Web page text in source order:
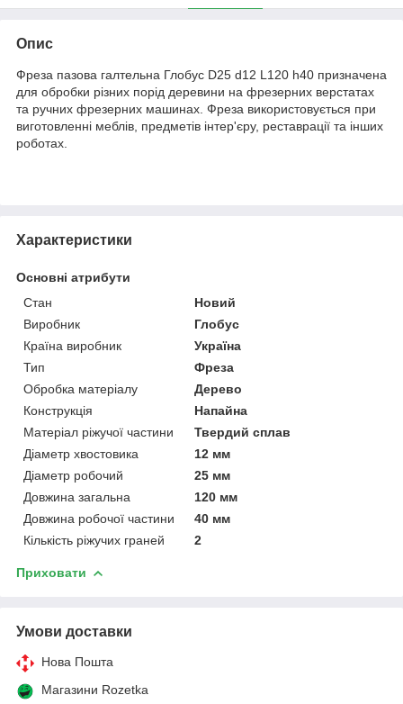
Опис
Фреза пазова галтельна Глобус D25 d12 L120 h40 призначена
для обробки різних порід деревини на фрезерних верстатах
та ручних фрезерних машинах. Фреза використовується при
виготовленні меблів, предметів інтер'єру, реставрації та інших
роботах.
Характеристики
Основні атрибути
Стан
Новий
Виробник
Глобус
Країна виробник
Україна
Тип
Фреза
Обробка матеріалу
Дерево
Конструкція
Напайна
Матеріал ріжучої частини
Твердий сплав
Діаметр хвостовика
12 мм
Діаметр робочий
25 мм
Довжина загальна
120 мм
Довжина робочої частини
40 мм
Кількість ріжучих граней
2
Приховати
Умови доставки
Нова Пошта
Магазини Rozetka